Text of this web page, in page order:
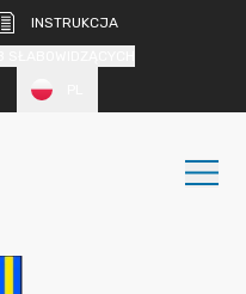
INSTRUKCJA